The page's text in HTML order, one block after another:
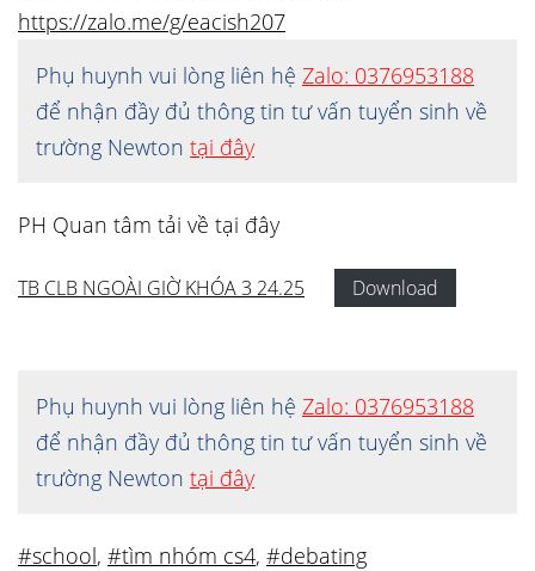
https://zalo.me/g/eacish207
Phụ huynh vui lòng liên hệ Zalo: 0376953188
để nhận đầy đủ thông tin tư vấn tuyển sinh về
trường Newton tại đây
PH Quan tâm tải về tại đây
TB CLB NGOÀI GIỜ KHÓA 3 24.25 Download
Phụ huynh vui lòng liên hệ Zalo: 0376953188
để nhận đầy đủ thông tin tư vấn tuyển sinh về
trường Newton tại đây
#school, #tìm nhóm cs4, #debating